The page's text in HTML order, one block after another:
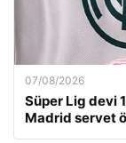
07/08/2026
Süper Lig devi
Madrid servet